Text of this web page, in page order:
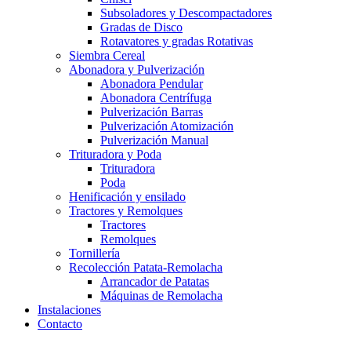
Subsoladores y Descompactadores
Gradas de Disco
Rotavatores y gradas Rotativas
Siembra Cereal
Abonadora y Pulverización
Abonadora Pendular
Abonadora Centrífuga
Pulverización Barras
Pulverización Atomización
Pulverización Manual
Trituradora y Poda
Trituradora
Poda
Henificación y ensilado
Tractores y Remolques
Tractores
Remolques
Tornillería
Recolección Patata-Remolacha
Arrancador de Patatas
Máquinas de Remolacha
Instalaciones
Contacto